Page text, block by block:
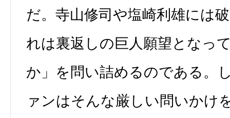
だ。寺山修司や塩崎利雄には
れは裏返しの巨人願望となっ
か」を問い詰めるのである。
ァンはそんな厳しい問いかけ